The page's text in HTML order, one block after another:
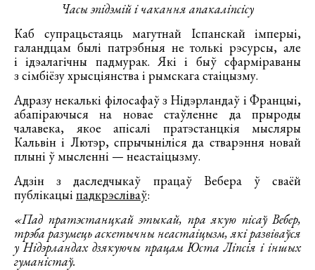
Часы эпідэмій і чакання апакаліпсісу
Каб супрацьстаяць магутнай Іспанскай імперыі,
галандцам былі патрэбныя не толькі рэсурсы, але
і ідэалагічны падмурак. Які і быў сфарміраваны
з сімбіёзу хрысціянства і рымскага стаіцызму.
Адразу некалькі філосафаў з Нідэрландаў і Францыі,
абапіраючыся на новае стаўленне да прыроды
чалавека, якое апісалі пратэстанцкія мысляры
Кальвін і Лютэр, спрычыніліся да стварэння новай
плыні ў мысленні — неастаіцызму.
Адзін з даследчыкаў працаў Вебера ў сваёй
публікацыіпадкрэсліваў:
«Пад пратэстанцкай этыкай, пра якую пісаў Вебер,
трэба разумець аскетычны неастаіцызм, які развіваўся
у Нідэрландах дзякуючы працам Юста Ліпсія і іншых
гуманістаў.